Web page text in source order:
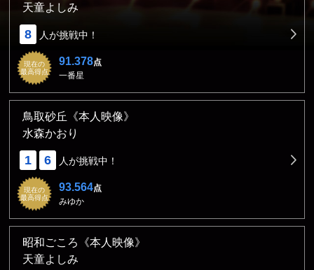
天童よしみ
8 人が挑戦中！
現在の
最高得点
91.378点
一番星
鳥取砂丘《本人映像》
水森かおり
1 6 人が挑戦中！
現在の
最高得点
93.564点
みゆか
昭和ごころ《本人映像》
天童よしみ